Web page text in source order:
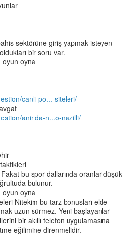
sektörüne giriş yapmak isteyen
bir soru var.
oyun oyna
canli-po...-siteleri/
aninda-n...o-nazilli/
bu spor dallarında oranlar düşük
bulunur.
oyun oyna
Nitekim bu tarz bonusları elde
uzun sürmez. Yeni başlayanlar
bir akıllı telefon uygulamasına
eğilimine direnmelidir.